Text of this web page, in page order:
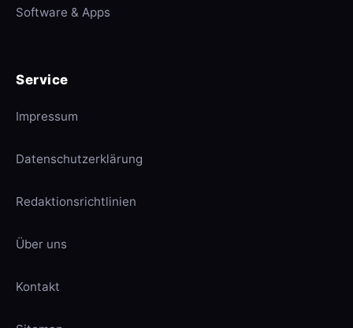
Software & Apps
Service
Impressum
Datenschutzerklärung
Redaktionsrichtlinien
Über uns
Kontakt